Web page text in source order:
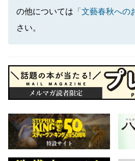
の他については 「文藝春秋への
さい。